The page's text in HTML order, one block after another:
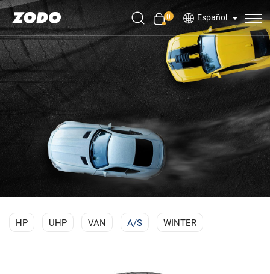
0 Español
HP UHP VAN A/S WINTER